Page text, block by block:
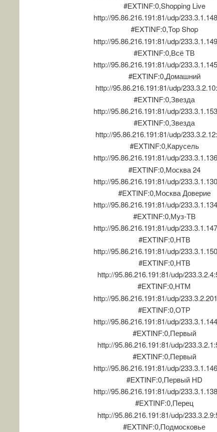
#EXTINF:0,Shopping Live
http://95.86.216.191:81/udp/
#EXTINF:0,Top Shop
http://95.86.216.191:81/udp/
#EXTINF:0,Всё ТВ
http://95.86.216.191:81/udp/
#EXTINF:0,Домашний
http://95.86.216.191:81/udp/
#EXTINF:0,Звезда
http://95.86.216.191:81/udp/
#EXTINF:0,Звезда
http://95.86.216.191:81/udp/
#EXTINF:0,Карусель
http://95.86.216.191:81/udp/
#EXTINF:0,Москва 24
http://95.86.216.191:81/udp/
#EXTINF:0,Москва Доверие
http://95.86.216.191:81/udp/
#EXTINF:0,Муз-ТВ
http://95.86.216.191:81/udp/
#EXTINF:0,НТВ
http://95.86.216.191:81/udp/
#EXTINF:0,НТВ
http://95.86.216.191:81/udp/
#EXTINF:0,НТМ
http://95.86.216.191:81/udp/
#EXTINF:0,ОТР
http://95.86.216.191:81/udp/
#EXTINF:0,Первый
http://95.86.216.191:81/udp/
#EXTINF:0,Первый
http://95.86.216.191:81/udp/
#EXTINF:0,Первый HD
http://95.86.216.191:81/udp/
#EXTINF:0,Перец
http://95.86.216.191:81/udp/
#EXTINF:0,Подмосковье